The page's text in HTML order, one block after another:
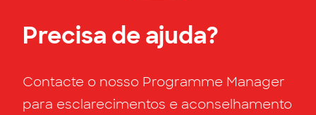
Precisa de ajuda?
Contacte o nosso Programme Manager
para esclarecimentos e aconselhamento